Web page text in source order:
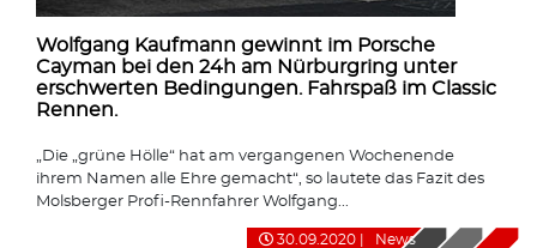
Wolfgang Kaufmann gewinnt im Porsche
Cayman bei den 24h am Nürburgring unter
erschwerten Bedingungen. Fahrspaß im Classic
Rennen.
„Die „grüne Hölle“ hat am vergangenen Wochenende
ihrem Namen alle Ehre gemacht“, so lautete das Fazit des
Molsberger Profi-Rennfahrer Wolfgang...
30.09.2020 News